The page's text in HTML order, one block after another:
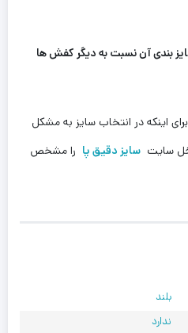
بندی آن نسبت به دیگر کفش ها
اینکه در انتخاب سایز به مشکل
سایت سایز دقیق پا را مشخص
بلند
ندارد